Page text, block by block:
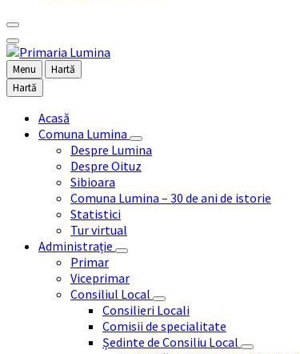
Menu
Hartă
Hartă
Acasă
Comuna Lumina
Despre Lumina
Despre Oituz
Sibioara
Comuna Lumina – 30 de ani de istorie
Statistici
Tur virtual
Administrație
Primar
Viceprimar
Consiliul Local
Consilieri Locali
Comisii de specialitate
Ședinte de Consiliu Local